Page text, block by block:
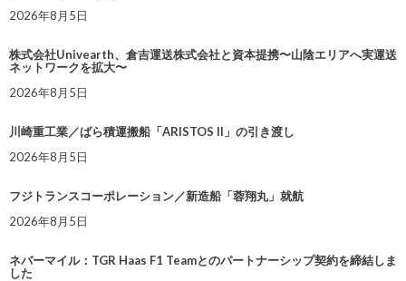
2026年8月5日
株式会社Univearth、倉吉運送株式会社と資本提携〜山陰エリアへ実運送
ネットワークを拡大〜
2026年8月5日
川崎重工業／ばら積運搬船「ARISTOS II」の引き渡し
2026年8月5日
フジトランスコーポレーション／新造船「蓉翔丸」就航
2026年8月5日
ネバーマイル：TGR Haas F1 Teamとのパートナーシップ契約を締結しま
した